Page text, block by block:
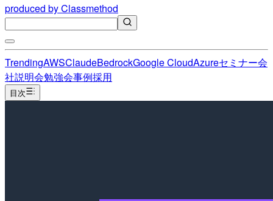
produced by Classmethod
TrendingAWSClaudeBedrockGoogle CloudAzureセミナー会
社説明会勉強会事例採用
目次